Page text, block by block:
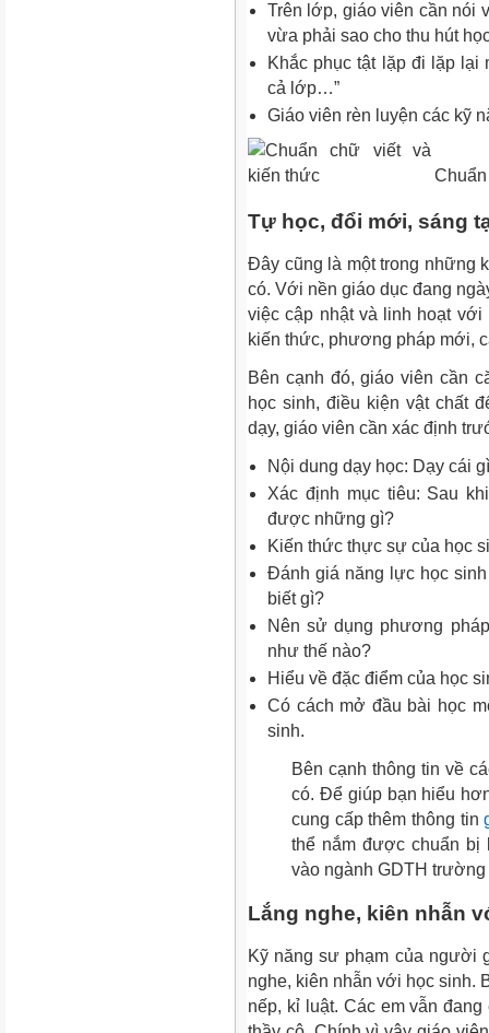
Trên lớp, giáo viên cần nói
vừa phải sao cho thu hút
Khắc phục tật lặp đi lặp lại
cả lớp…”
Giáo viên rèn luyện các kỹ
Tự học, đổi mới, sáng
Đây cũng là một trong những
có. Với nền giáo dục đang
việc cập nhật và linh hoạt
kiến thức, phương pháp mới,
Bên cạnh đó, giáo viên cần
học sinh, điều kiện vật chất
dạy, giáo viên cần xác định
Nội dung dạy học: Dạy cái gì
Xác định mục tiêu: Sau
được những gì?
Kiến thức thực sự của học
Đánh giá năng lực học
biết gì?
Nên sử dụng phương
như thế nào?
Hiểu về đặc điểm của học
Có cách mở đầu bài học
sinh.
Bên cạnh thông tin về
có. Để giúp bạn hiểu
cung cấp thêm thông tin
thể nắm được chuẩn bị
vào ngành GDTH
Lắng nghe, kiên nhẫn
Kỹ năng sư phạm của người
nghe, kiên nhẫn với học sinh.
nếp, kỉ luật. Các em vẫn